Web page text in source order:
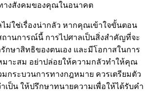
างสังคมของคุณในอนาคต
ม่ใช่เรื่องน่ากลัว หากคุณเข้าใจขั้นตอน
ถานการณ์นี้ การไปศาลเป็นสิ่งสำคัญที่จะ
กษาสิทธิของตนเอง และมีโอกาสในการ
มาะสม อย่าปล่อยให้ความกลัวทำให้คุณ
มกระบวนการทางกฎหมาย ควรเตรียมตัว
เป็น ให้ปรึกษาทนายความเพื่อให้ได้รับคำ